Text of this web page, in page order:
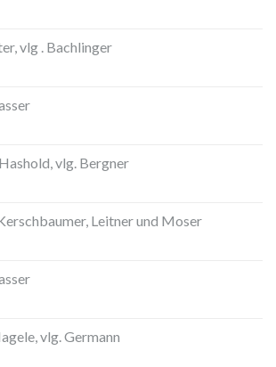
vlg . Bachlinger
vlg. Bergner
Leitner und Moser
vlg. Germann